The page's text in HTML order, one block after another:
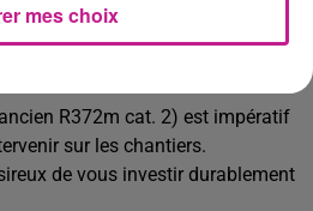
de ces missions, vous
R372m cat. 2) est impératif
sur les chantiers.
de vous investir durablement
mes choix